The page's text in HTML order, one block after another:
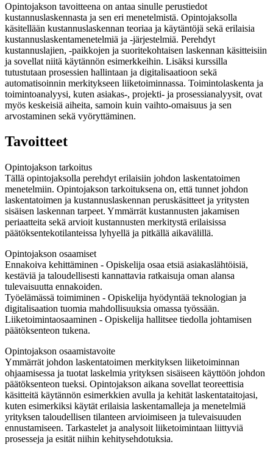
Opintojakson tavoitteena on antaa sinulle perustiedot
kustannuslaskennasta ja sen eri menetelmistä. Opintojaksolla
käsitellään kustannuslaskennan teoriaa ja käytäntöjä sekä erilaisia
kustannuslaskentamenetelmiä ja -järjestelmiä. Perehdyt
kustannuslajien, -paikkojen ja suoritekohtaisen laskennan käsitteisiin
ja sovellat niitä käytännön esimerkkeihin. Lisäksi kurssilla
tutustutaan prosessien hallintaan ja digitalisaatioon sekä
automatisoinnin merkitykseen liiketoiminnassa. Toimintolaskenta ja
toimintoanalyysi, kuten asiakas-, projekti- ja prosessianalyysit, ovat
myös keskeisiä aiheita, samoin kuin vaihto-omaisuus ja sen
arvostaminen sekä vyöryttäminen.
Tavoitteet
Opintojakson tarkoitus
Tällä opintojaksolla perehdyt erilaisiin johdon laskentatoimen
menetelmiin. Opintojakson tarkoituksena on, että tunnet johdon
laskentatoimen ja kustannuslaskennan peruskäsitteet ja yritysten
sisäisen laskennan tarpeet. Ymmärrät kustannusten jakamisen
periaatteita sekä arvioit kustannusten merkitystä erilaisissa
päätöksentekotilanteissa lyhyellä ja pitkällä aikavälillä.
Opintojakson osaamiset
Ennakoiva kehittäminen - Opiskelija osaa etsiä asiakaslähtöisiä,
kestäviä ja taloudellisesti kannattavia ratkaisuja oman alansa
tulevaisuutta ennakoiden.
Työelämässä toimiminen - Opiskelija hyödyntää teknologian ja
digitalisaation tuomia mahdollisuuksia omassa työssään.
Liiketoimintaosaaminen - Opiskelija hallitsee tiedolla johtamisen
päätöksenteon tukena.
Opintojakson osaamistavoite
Ymmärrät johdon laskentatoimen merkityksen liiketoiminnan
ohjaamisessa ja tuotat laskelmia yrityksen sisäiseen käyttöön johdon
päätöksenteon tueksi. Opintojakson aikana sovellat teoreettisia
käsitteitä käytännön esimerkkien avulla ja kehität laskentataitojasi,
kuten esimerkiksi käytät erilaisia laskentamalleja ja menetelmiä
yrityksen taloudellisen tilanteen arvioimiseen ja tulevaisuuden
ennustamiseen. Tarkastelet ja analysoit liiketoimintaan liittyviä
prosesseja ja esität niihin kehitysehdotuksia.